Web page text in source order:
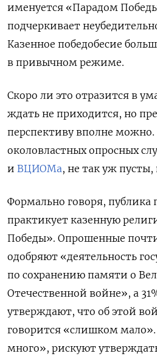
именуется «Парадом
подчеркивает
Казенное победобесие
в привычном режиме.
Скоро ли это отразится в
ждать не приходится, но
перспективу вполне
околовластных опросных
и ВЦИОМа, не так уж пусты,
Формально говоря, публика
практикует казенную
Победы». Опрошенные
одобряют «деятельность
по сохранению памяти о
Отечественной войне», а
утверждают, что об этой
говорится «слишком
много», рискуют